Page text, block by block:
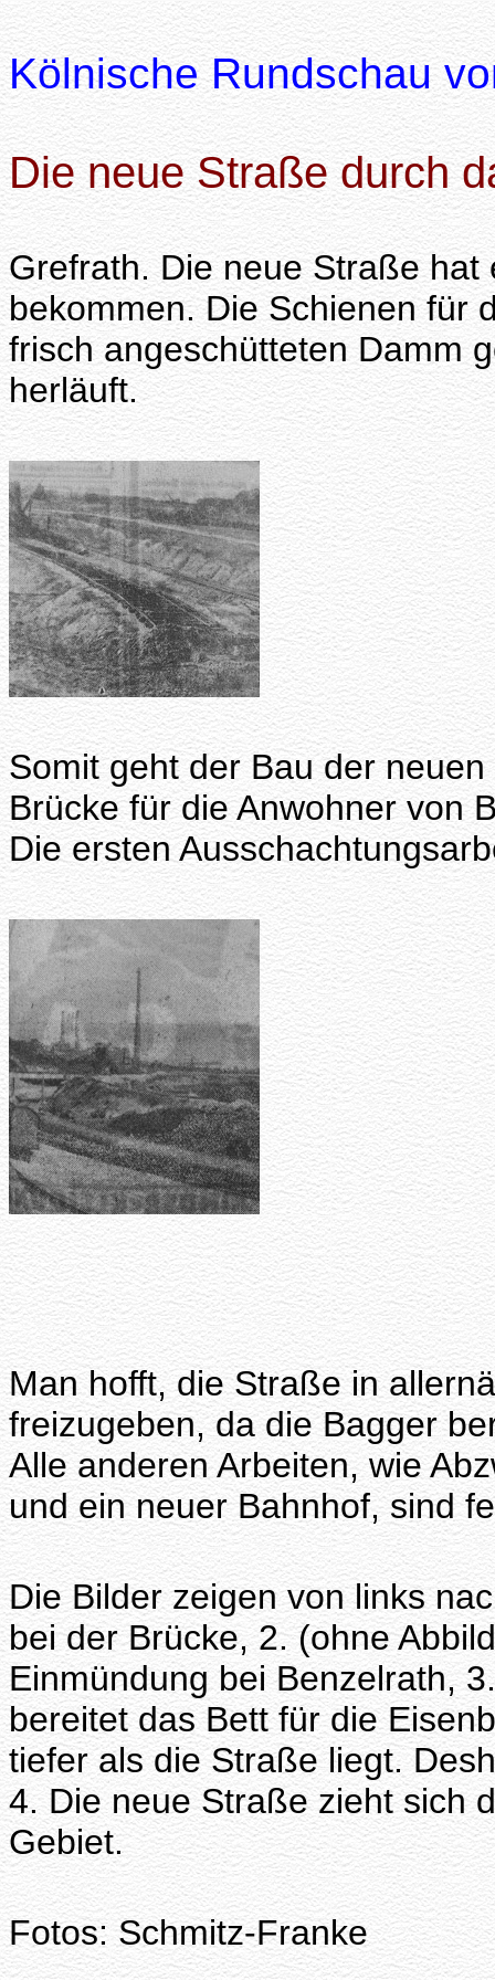
Kölnische Rundschau
Die neue Straße durch
Grefrath. Die neue Straße
bekommen. Die Schienen für
frisch angeschütteten Damm
herläuft.
Somit geht der Bau der
Brücke für die Anwohner von
Die ersten
Man hofft, die Straße in
freizugeben, da die Bagger
Alle anderen Arbeiten, wie
und ein neuer Bahnhof, sind
Die Bilder zeigen von links
bei der Brücke, 2. (ohne
Einmündung bei Benzelrath,
bereitet das Bett für die
tiefer als die Straße liegt.
4. Die neue Straße zieht sich
Gebiet.
Fotos: Schmitz-Franke